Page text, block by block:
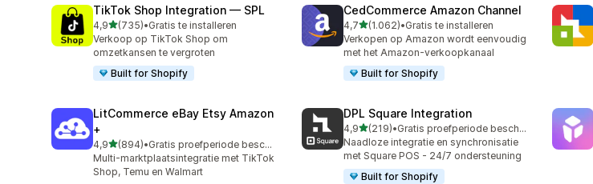
TikTok Shop Integration — SPL
4,9van 5 sterren
(735)
735 recensies in totaal
•Gratis te installeren
Verkoop op TikTok Shop om
omzetkansen te vergroten
Built for Shopify
CedCommerce Amazon Channel
4,7van 5 sterren
(1.062)
1062 recensies in totaal
•Gratis te installeren
Verkopen op Amazon wordt eenvoudig
met het Amazon-verkoopkanaal
Built for Shopify
LitCommerce eBay Etsy Amazon
+
4,9van 5 sterren
(894)
894 recensies in totaal
•
Gratis proefperiode beschikbaar
Multi-marktplaatsintegratie met TikTok
Shop, Temu en Walmart
DPL Square Integration
4,9van 5 sterren
(219)
219 recensies in totaal
•
Gratis proefperiode beschikbaar
Naadloze integratie en synchronisatie
met Square POS - 24/7 ondersteuning
Built for Shopify